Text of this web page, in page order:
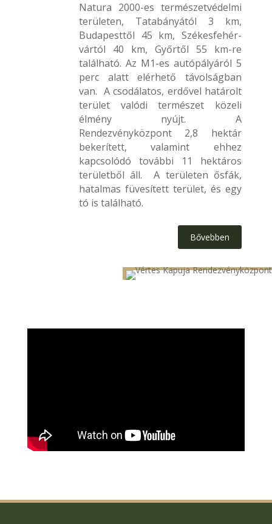
Natura 2000-es természetvédelmi
területen, Tatabányától 3 km,
Budapesttől 45 km, Székesfehér-
vártól 40 km, Győrtől 55 km-re
található. Az M1-es autópályáról 5
perc alatt elérhető távolságban
van. A csodálatos, erdővel határolt
terület valódi természet közeli
élmény nyújt. A
Rendezvényközpont 2,8 hektár
bekerített, valamint ehhez
kapcsolódó további 11 hektáros
területből áll. A területen ősfák,
hatalmas füvesített terület, és egy
tó is található.
Bővebben